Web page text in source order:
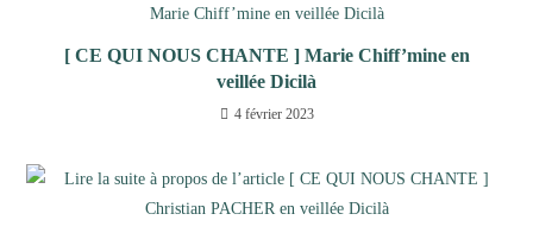
[ CE QUI NOUS CHANTE ] Marie Chiff’mine en
veillée Dicilà
4 février 2023